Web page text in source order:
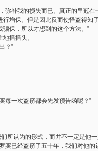
弥补我的损失而已。真正的皇冠
增保。但是因此反而使怪盗得知
保，所以才想到的这个方法。”
摇摇头。
？”
每一次盗窃都会先发预告函呢？”
所认为的形式，而并不一定是他
宾已经盗窃了五十年，我们对他